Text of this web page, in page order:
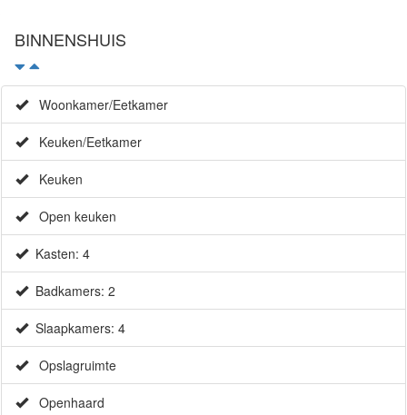
BINNENSHUIS
Woonkamer/Eetkamer
Keuken/Eetkamer
Keuken
Open keuken
Kasten: 4
Badkamers: 2
Slaapkamers: 4
Opslagruimte
Openhaard